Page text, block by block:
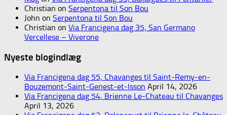
Christian on Serpentona til Son Bou
John on Serpentona til Son Bou
Christian on Via Francigena dag 35, San Germano
Vercellese – Viverone
Nyeste blogindlæg
Via Francigena dag 55, Chavanges til Saint-Remy-en-
Bouzemont-Saint-Genest-et-Isson April 14, 2026
Via Francigena dag 54, Brienne Le-Chateau til Chavanges
April 13, 2026